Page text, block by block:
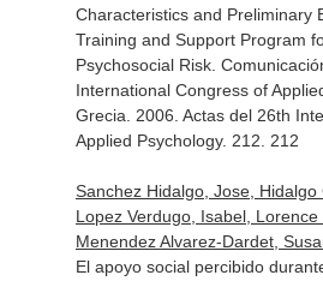
Characteristics and Preliminary
Training and Support Program
Psychosocial Risk.
International Congress of
Grecia. 2006. Actas del 26th
Applied Psychology. 212. 212
Sanchez Hidalgo, Jose, Hidalgo
Lopez Verdugo, Isabel, Lorence
Menendez Alvarez-Dardet,
El apoyo social percibido